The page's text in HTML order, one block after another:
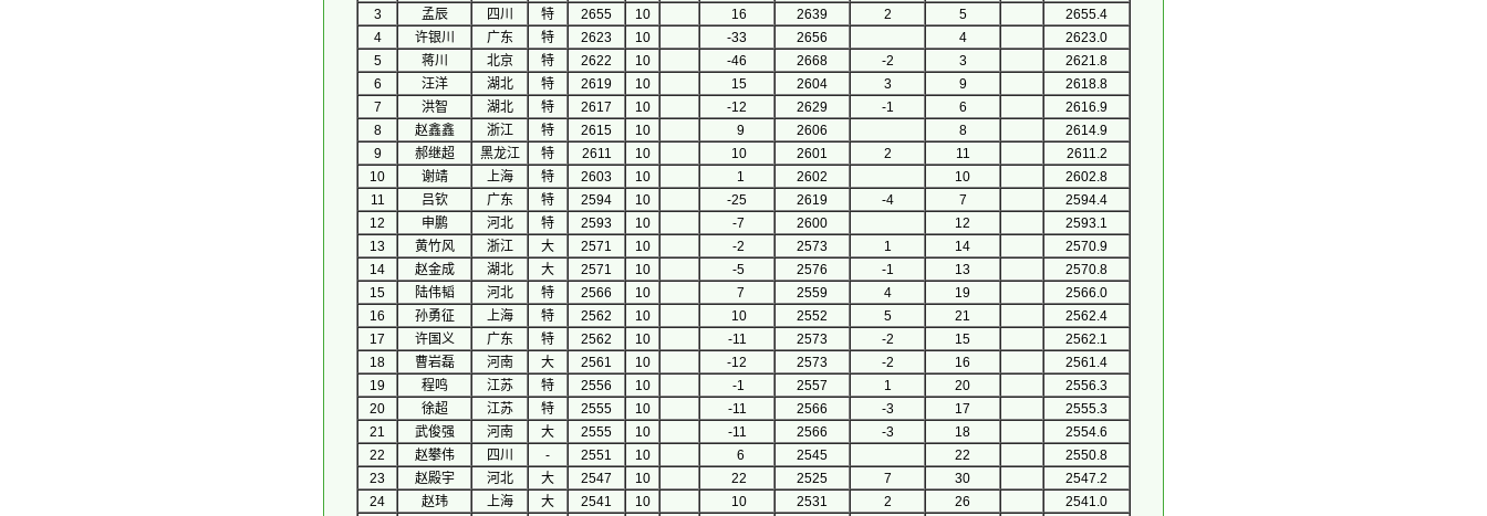
3
孟辰 四川 特 2655 10 16 2639 2 5
2655.4
4
许银川 广东 特 2623 10 -33 2656 4
2623.0
5
蒋川 北京 特 2622 10 -46 2668 -2 3
2621.8
6
汪洋 湖北 特 2619 10 15 2604 3 9
2618.8
7
洪智 湖北 特 2617 10 -12 2629 -1 6
2616.9
8
赵鑫鑫 浙江 特 2615 10 9 2606 8
2614.9
9
郝继超 黑龙江 特 2611 10 10 2601 2 11
2611.2
10
谢靖 上海 特 2603 10 1 2602 10
2602.8
11
吕钦 广东 特 2594 10 -25 2619 -4 7
2594.4
12
申鹏 河北 特 2593 10 -7 2600 12
2593.1
13
黄竹风 浙江 大 2571 10 -2 2573 1 14
2570.9
14
赵金成 湖北 大 2571 10 -5 2576 -1 13
2570.8
15
陆伟韬 河北 特 2566 10 7 2559 4 19
2566.0
16
孙勇征 上海 特 2562 10 10 2552 5 21
2562.4
17
许国义 广东 特 2562 10 -11 2573 -2 15
2562.1
18
曹岩磊 河南 大 2561 10 -12 2573 -2 16
2561.4
19
程鸣 江苏 特 2556 10 -1 2557 1 20
2556.3
20
徐超 江苏 特 2555 10 -11 2566 -3 17
2555.3
21
武俊强 河南 大 2555 10 -11 2566 -3 18
2554.6
22
赵攀伟 四川 - 2551 10 6 2545 22
2550.8
23
赵殿宇 河北 大 2547 10 22 2525 7 30
2547.2
24
赵玮 上海 大 2541 10 10 2531 2 26
2541.0